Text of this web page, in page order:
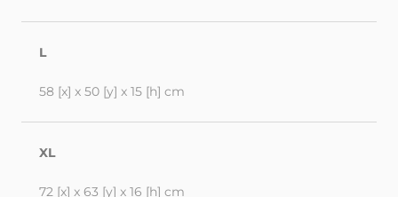
L
58 [x] x 50 [y] x 15 [h] cm
XL
72 [x] x 63 [y] x 16 [h] cm